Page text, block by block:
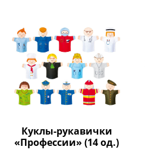
Куклы-рукавички
«Профессии» (14 од.)